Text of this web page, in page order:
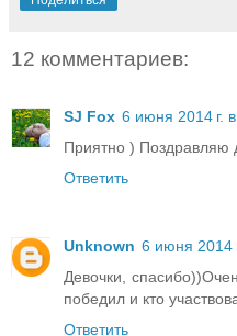
12 комментариев:
SJ Fox 6 июня 2014 г.
Приятно ) Поздравляю
Ответить
Unknown 6 июня 2014
Девочки,
победил и кто
Ответить